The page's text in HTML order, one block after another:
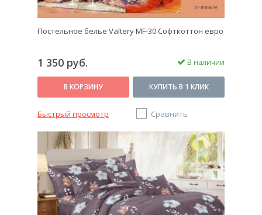
Постельное белье Valtery MF-30 Софткоттон евро
1 350 руб. В наличии
В КОРЗИНУ КУПИТЬ В 1 КЛИК
Быстрый просмотр Сравнить